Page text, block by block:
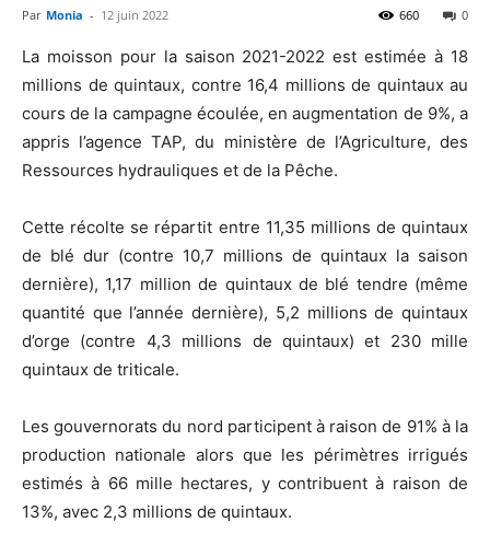
Par Monia - 12 juin 2022 0
660
La moisson pour la saison 2021-2022 est estimée à 18
millions de quintaux, contre 16,4 millions de quintaux au
cours de la campagne écoulée, en augmentation de 9%, a
appris l’agence TAP, du ministère de l’Agriculture, des
Ressources hydrauliques et de la Pêche.
Cette récolte se répartit entre 11,35 millions de quintaux
de blé dur (contre 10,7 millions de quintaux la saison
dernière), 1,17 million de quintaux de blé tendre (même
quantité que l’année dernière), 5,2 millions de quintaux
d’orge (contre 4,3 millions de quintaux) et 230 mille
quintaux de triticale.
Les gouvernorats du nord participent à raison de 91% à la
production nationale alors que les périmètres irrigués
estimés à 66 mille hectares, y contribuent à raison de
13%, avec 2,3 millions de quintaux.